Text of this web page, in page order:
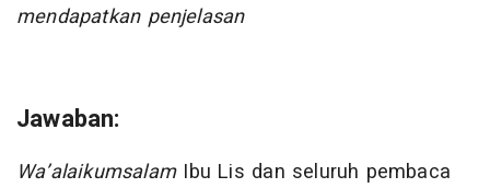
mendapatkan penjelasan
Jawaban:
Wa’alaikumsalamIbu Lis dan seluruh pembaca